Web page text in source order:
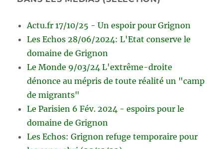
Actu.fr 17/10/25 - Un espoir pour Grignon
Les Echos 28/06/2024: L'Etat conserve le
domaine de Grignon
Le Monde 9/03/24 L'extrême-droite
dénonce au mépris de toute réalité un "camp
de migrants"
Le Parisien 6 Fév. 2024 - espoirs pour le
domaine de Grignon
Les Echos: Grignon refuge temporaire pour